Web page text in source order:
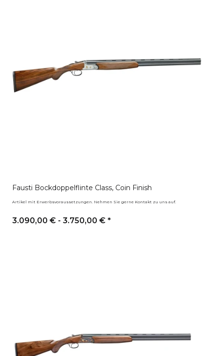
Fausti Bockdoppelflinte Class, Coin Finish
Artikel mit Erwerbsvoraussetzungen. Nehmen Sie gerne Kontakt zu uns auf.
3.090,00 € - 3.750,00 € *